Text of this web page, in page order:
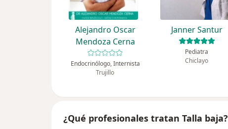
Alejandro Oscar
Mendoza Cerna
Endocrinólogo, Internista
Trujillo
Janner Santur
Pediatra
Chiclayo
¿Qué profesionales tratan Talla baja?